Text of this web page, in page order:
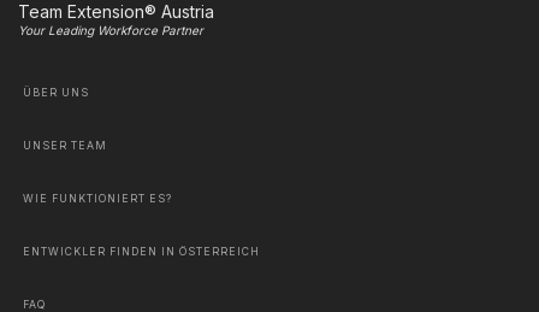
Team Extension® Austria
Your Leading Workforce Partner
ÜBER UNS
UNSER TEAM
WIE FUNKTIONIERT ES?
ENTWICKLER FINDEN IN ÖSTERREICH
FAQ